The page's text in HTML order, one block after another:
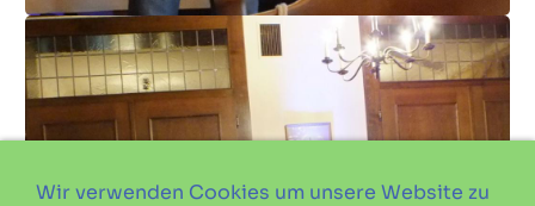
Wir verwenden Cookies um unsere Website zu